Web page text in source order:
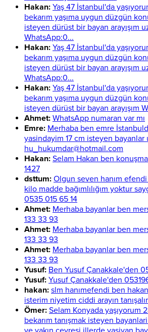
Hakan: Yaş 47 İstanbul'da
bekarım yaşıma uygun düzgün
isteyen dürüst bir bayan arayışım
WhatsApp:0...
Hakan: Yaş 47 İstanbul'da
bekarım yaşıma uygun düzgün
isteyen dürüst bir bayan arayışım
WhatsApp:0...
Hakan: Yaş 47 İstanbul'da
bekarım yaşıma uygun düzgün
isteyen dürüst bir bayan arayışım
Ahmet: WhatsApp numaran var mı
Emre: Merhaba ben emre
yasindayim 17 cm isteyen bayanlar
hu_hukumdar@hotmail.com
Hakan: Selam Hakan ben
1427
dsttum: Olgun seven hanım efendi
kilo madde bağımlılığım yoktur
0535 015 65 14
Ahmet: Merhaba bayanlar ben
133 33 93
Ahmet: Merhaba bayanlar ben
133 33 93
Ahmet: Merhaba bayanlar ben
133 33 93
Yusuf: Ben Yusuf Çanakkale'den
Yusuf: Yusuf Çanakkale'den
hakan: slm hanımefendi ben
isterim niyetim ciddi arayın
Ömer: Selam Konyada yaşıyorum
bekarım tanışmak isteyen